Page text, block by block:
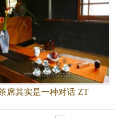
席其实是一种对话 ZT